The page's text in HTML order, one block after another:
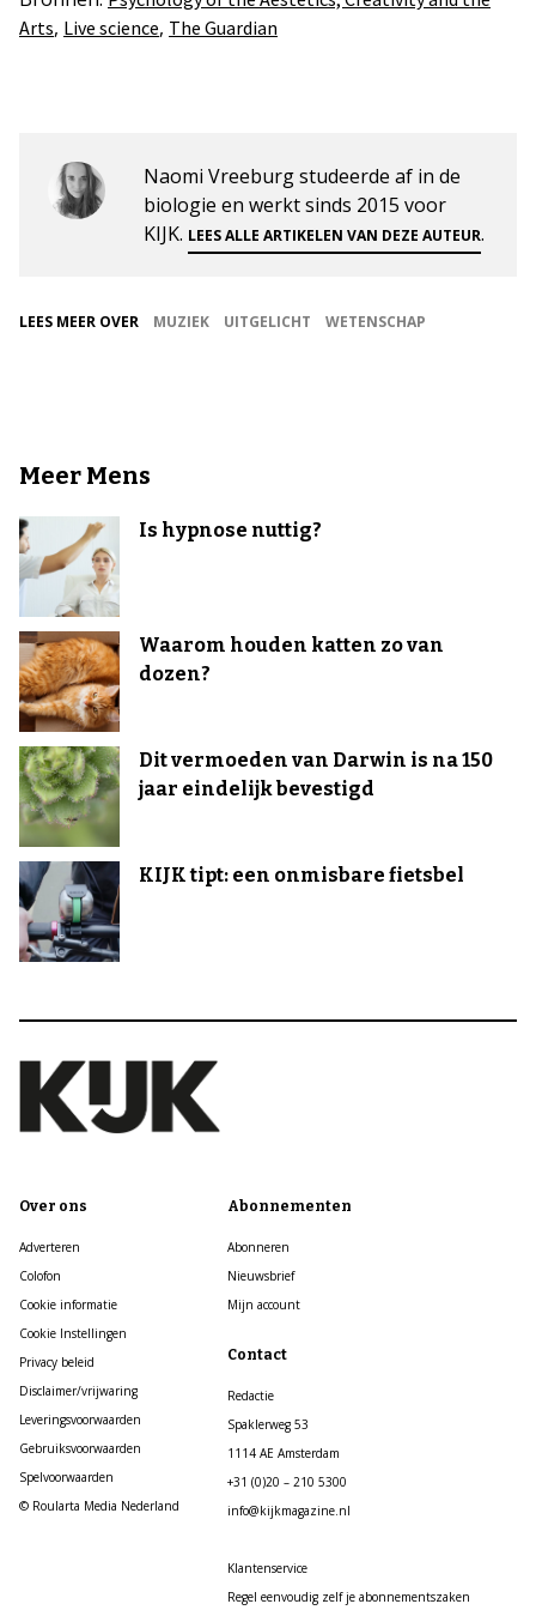
Arts, Live science, The Guardian
Naomi Vreeburg studeerde af in de
biologie en werkt sinds 2015 voor
KIJK. LEES ALLE ARTIKELEN VAN DEZE AUTEUR.
LEES MEER OVER MUZIEK UITGELICHT WETENSCHAP
Meer Mens
Is hypnose nuttig?
Waarom houden katten zo van
dozen?
Dit vermoeden van Darwin is na 150
jaar eindelijk bevestigd
KIJK tipt: een onmisbare fietsbel
Over ons
Adverteren
Colofon
Cookie informatie
Cookie Instellingen
Privacy beleid
Disclaimer/vrijwaring
Leveringsvoorwaarden
Gebruiksvoorwaarden
Spelvoorwaarden
© Roularta Media Nederland
Abonnementen
Abonneren
Nieuwsbrief
Mijn account
Contact
Redactie
Spaklerweg 53
1114 AE Amsterdam
+31 (0)20 – 210 5300
info@kijkmagazine.nl
Klantenservice
Regel eenvoudig zelf je abonnementszaken